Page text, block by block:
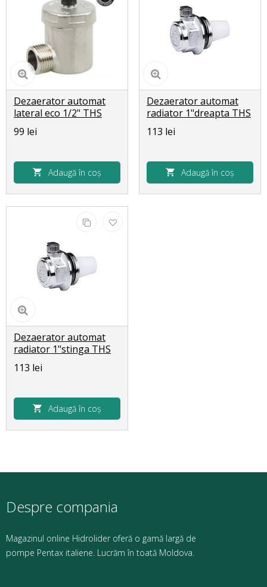
Dezaerator automat
lateral eco 1/2" THS
2401
99 lei
Adaugă în coș
Dezaerator automat
radiator 1"dreapta THS
2420
113 lei
Adaugă în coș
Dezaerator automat
radiator 1"stinga THS
2418
113 lei
Adaugă în coș
Despre compania
Magazinul online Hidrolider oferă o gamă largă de
pompe Pentax italiene. Lucrăm în toată Moldova.